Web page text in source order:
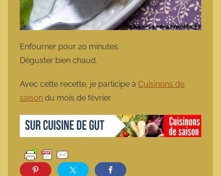
Enfourner pour 20 minutes.
Déguster bien chaud.
Avec cette recette, je participe à Cuisinons de
saison du mois de février.